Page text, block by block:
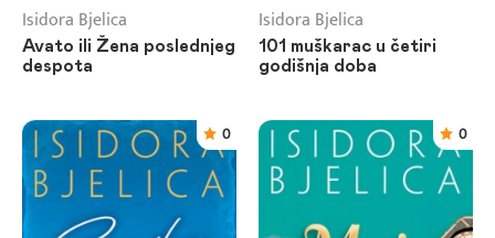
Isidora Bjelica
Avato ili Žena poslednjeg
despota
Isidora Bjelica
101 muškarac u četiri
godišnja doba
0 0